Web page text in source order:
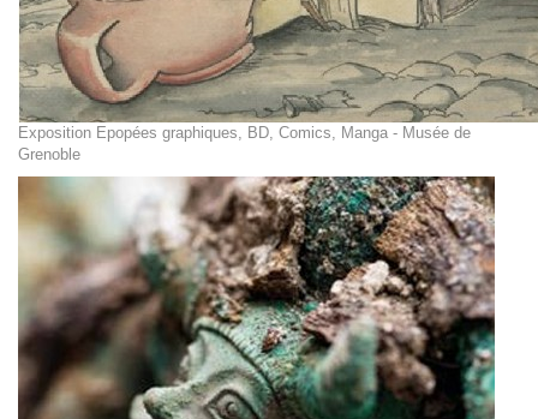
Exposition Epopées graphiques, BD, Comics, Manga - Musée de
Grenoble